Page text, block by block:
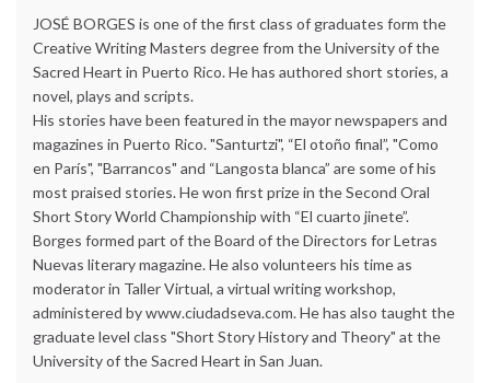
JOSÉ BORGES is one of the first class of graduates form the
Creative Writing Masters degree from the University of the
Sacred Heart in Puerto Rico. He has authored short stories, a
novel, plays and scripts.
His stories have been featured in the mayor newspapers and
magazines in Puerto Rico. "Santurtzi", “El otoño final”, "Como
en París", "Barrancos" and “Langosta blanca” are some of his
most praised stories. He won first prize in the Second Oral
Short Story World Championship with “El cuarto jinete”.
Borges formed part of the Board of the Directors for Letras
Nuevas literary magazine. He also volunteers his time as
moderator in Taller Virtual, a virtual writing workshop,
administered by www.ciudadseva.com. He has also taught the
graduate level class "Short Story History and Theory" at the
University of the Sacred Heart in San Juan.